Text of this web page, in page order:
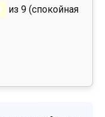
из 9 (спокойная